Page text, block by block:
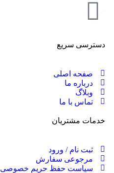
دسترسی سریع
صفحه اصلی
درباره ما
وبلاگ
تماس با ما
خدمات مشتریان
ثبت نام / ورود
مرجوعی سفارش
سیاست حفظ حریم خصوصی